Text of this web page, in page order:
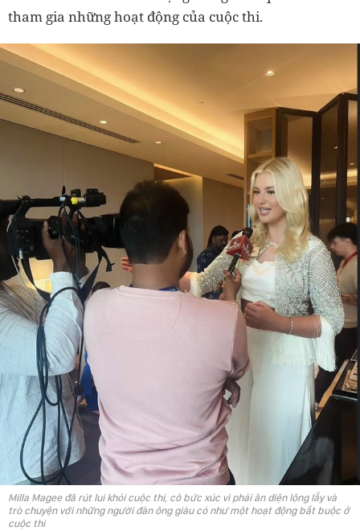
tham gia những hoạt động của cuộc thi.
Milla Magee đã rút lui khỏi cuộc thi, cô bức xúc vì phải ăn diện lộng lẫy và
trò chuyện với những người đàn ông giàu có như một hoạt động bắt buộc ở
cuộc thi